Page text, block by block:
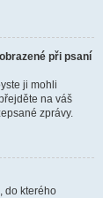
při psaní
ji mohli
na váš
zprávy.
do kterého